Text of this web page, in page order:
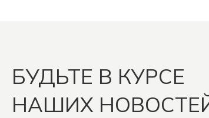
БУДЬТЕ В КУРСЕ
НАШИХ